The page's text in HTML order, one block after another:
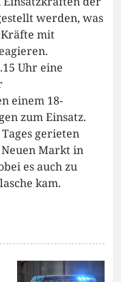
werden, was
Kräfte mit
Uhr eine
einem 18-
zum Einsatz.
gerieten
Markt in
es auch zu
kam.